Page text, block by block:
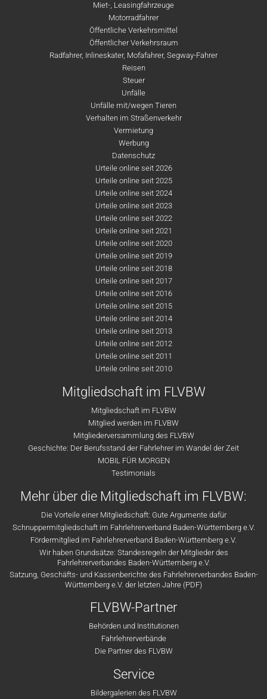
Miet-, Leasingfahrzeuge
Motorradfahrer
Öffentliche Verkehrsmittel
Öffentlicher Verkehrsraum
Radfahrer, Inlineskater, Mofafahrer, Segway-Fahrer
Reisen
Steuer
Unfälle
Unfälle mit/wegen Tieren
Verhalten im Straßenverkehr
Vermietung
Werbung
Datenschutz
Urteile online seit 2026
Urteile online seit 2025
Urteile online seit 2024
Urteile online seit 2023
Urteile online seit 2022
Urteile online seit 2021
Urteile online seit 2020
Urteile online seit 2019
Urteile online seit 2018
Urteile online seit 2017
Urteile online seit 2016
Urteile online seit 2015
Urteile online seit 2014
Urteile online seit 2013
Urteile online seit 2012
Urteile online seit 2011
Urteile online seit 2010
Mitgliedschaft im FLVBW
Mitgliedschaft im FLVBW
Mitglied werden im FLVBW
Mitgliederversammlung des FLVBW
Geschichte: Der Berufsstand der Fahrlehrer im Wandel der Zeit
MOBIL FÜR MORGEN
Testimonials
Mehr über die Mitgliedschaft im FLVBW:
Die Vorteile einer Mitgliedschaft: Gute Argumente dafür
Schnuppermitgliedschaft im Fahrlehrerverband Baden-Württemberg e.V.
Fördermitglied im Fahrlehrerverband Baden-Württemberg e.V.
Wir haben Grundsätze: Standesregeln der Mitglieder des
Fahrlehrerverbandes Baden-Württemberg e.V.
Satzung, Geschäfts- und Kassenberichte des Fahrlehrerverbandes Baden-
Württemberg e.V. der letzten Jahre (PDF)
FLVBW-Partner
Behörden und Institutionen
Fahrlehrerverbände
Die Partner des FLVBW
Service
Bildergalerien des FLVBW